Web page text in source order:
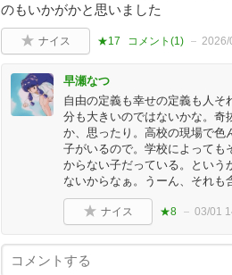
のもいかがかと思いました
ナイス ★17 コメント(1) 2026/
早瀬なつ
自由の定義も幸せの定義も人
分も大きいのではないかな。奇
か、思ったり。高校の現場で色
子がいるので。学校によっても
からない子だっている。という
ないからなぁ。うーん、それも
ナイス ★8 03/01